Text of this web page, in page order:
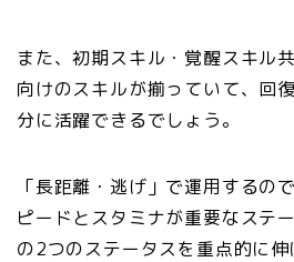
また、初期スキル・覚醒スキル
向けのスキルが揃っていて、回
分に活躍できるでしょう。
「長距離・逃げ」で運用するの
ピードとスタミナが重要なステ
の2つのステータスを重点的に伸